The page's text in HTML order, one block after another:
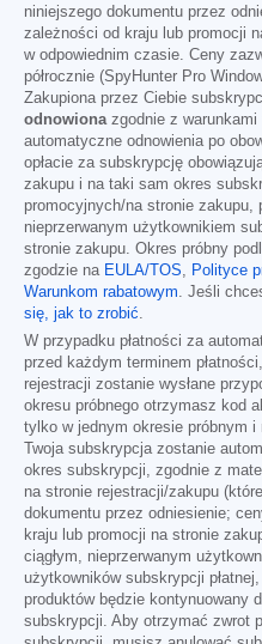
niniejszego dokumentu przez
zależności od kraju lub promocji
w odpowiednim czasie. Ceny
półrocznie (SpyHunter Pro
Zakupiona przez Ciebie
odnowiona zgodnie z
automatyczne odnowienia po
opłacie za subskrypcję
zakupu i na taki sam okres
promocyjnych/na stronie zakupu,
nieprzerwanym użytkownikiem
stronie zakupu. Okres próbny
zgodzie na EULA/TOS Polityce
Warunkom rabatowym . Jeśli
się, jak to zrobić
W przypadku płatności za
przed każdym terminem
rejestracji zostanie wysłane
okresu próbnego otrzymasz kod
tylko w jednym okresie próbnym i
Twoja subskrypcja zostanie
okres subskrypcji, zgodnie z
na stronie rejestracji/zakupu
dokumentu przez odniesienie;
kraju lub promocji na stronie
ciągłym, nieprzerwanym
użytkowników subskrypcji
produktów będzie kontynuowany
subskrypcji. Aby otrzymać zwrot